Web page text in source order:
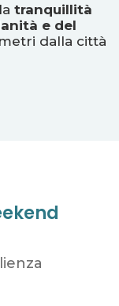
tranquillità
e del
dalla città